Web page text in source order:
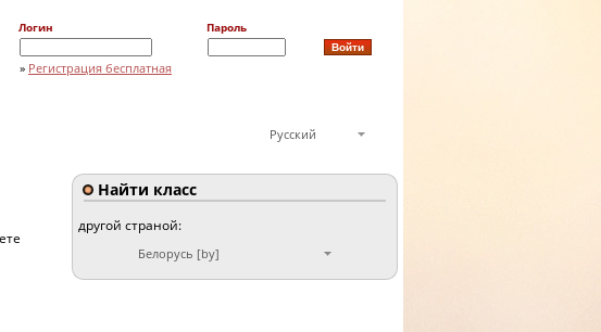
Логин Пароль
» Регистрация бесплатная
Русский
Найти класс
другой страной:
Белорусь [by]